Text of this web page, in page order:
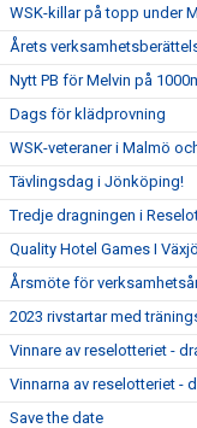
WSK-killar på topp under
Årets
Nytt PB för Melvin på
Dags för klädprovning
WSK-veteraner i Malmö
Tävlingsdag i Jönköping!
Tredje dragningen i
Quality Hotel Games I
Årsmöte för
2023 rivstartar med
Vinnare av reselotteriet -
Vinnarna av reselotteriet -
Save the date